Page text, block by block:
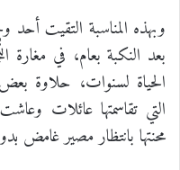
وبهذه المناسبة التقيت أحد
بعد النكبة بعام، في مغارة
الحياة لسنوات، حلاوة
التي تقاسمتها عائلات
محنتها بانتظار مصير غامض